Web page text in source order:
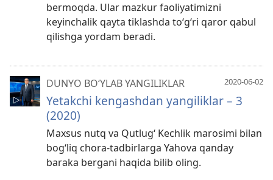
bermoqda. Ular mazkur faoliyatimizni
keyinchalik qayta tiklashda to‘g‘ri qaror qabul
qilishga yordam beradi.
2020-06-02
DUNYO BO‘YLAB YANGILIKLAR
Yetakchi kengashdan yangiliklar – 3
(2020)
Maxsus nutq va Qutlug‘ Kechlik marosimi bilan
bog‘liq chora-tadbirlarga Yahova qanday
baraka bergani haqida bilib oling.